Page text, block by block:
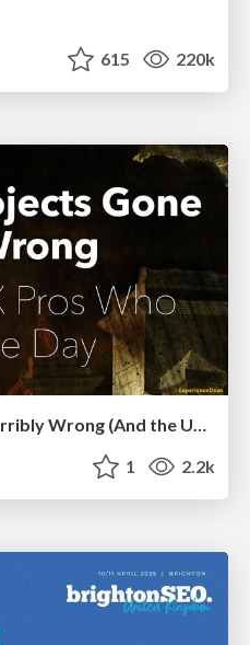
615 220k
Digital Projects Gone Horribly Wrong (And the UX Pros Who Still Save the Day) - Dean Schuster
1 2.2k